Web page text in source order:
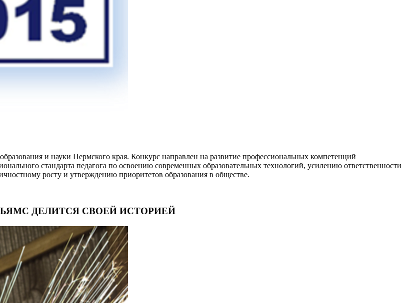
и науки Пермского края. Конкурс направлен на развитие профессиональных компетенций
стандарта педагога по освоению современных образовательных технологий, усилению ответственности
росту и утверждению приоритетов образования в обществе.
ДЕЛИТСЯ СВОЕЙ ИСТОРИЕЙ